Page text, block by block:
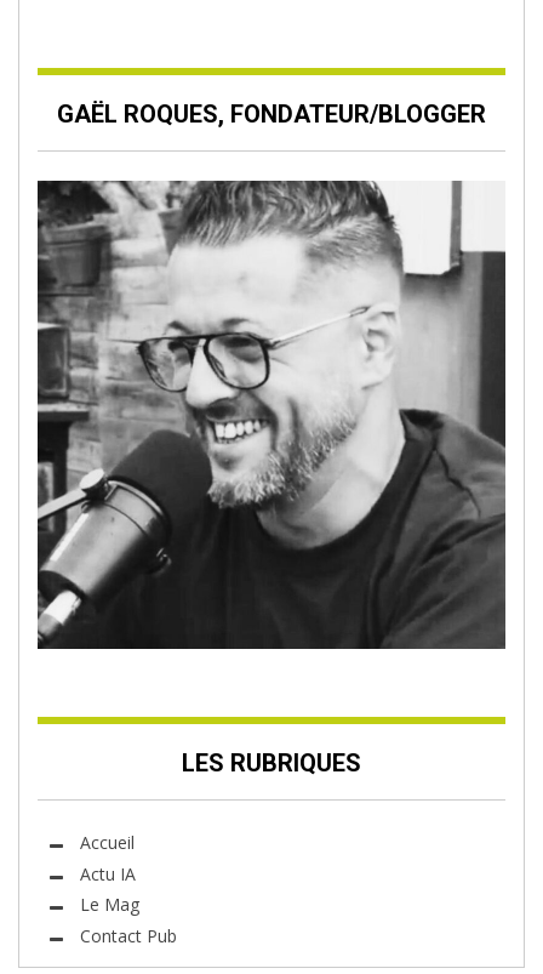
GAËL ROQUES, FONDATEUR/BLOGGER
LES RUBRIQUES
Accueil
Actu IA
Le Mag
Contact Pub